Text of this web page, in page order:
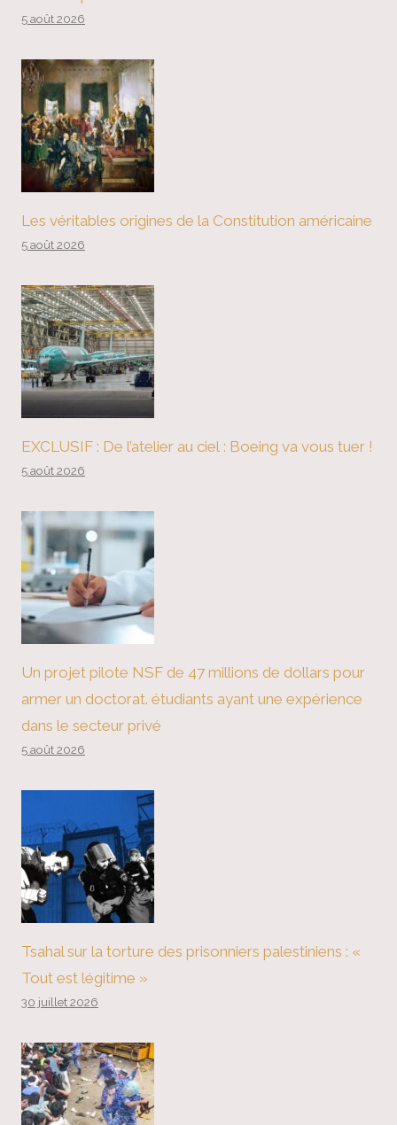
5 août 2026
Les véritables origines de la Constitution américaine
5 août 2026
EXCLUSIF : De l’atelier au ciel : Boeing va vous tuer !
5 août 2026
Un projet pilote NSF de 47 millions de dollars pour
armer un doctorat. étudiants ayant une expérience
dans le secteur privé
5 août 2026
Tsahal sur la torture des prisonniers palestiniens : «
Tout est légitime »
30 juillet 2026